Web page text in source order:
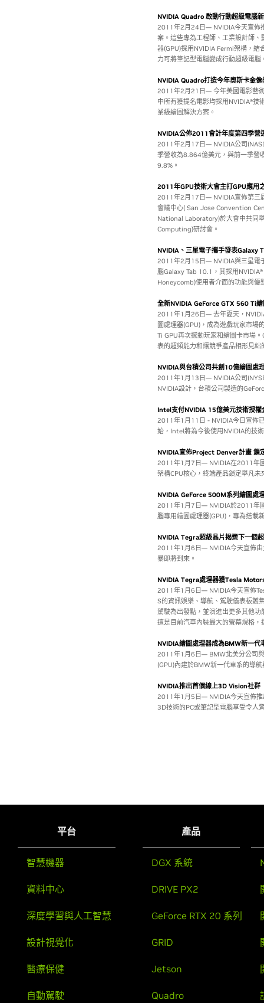
NVIDIA Quadro 啟動行動超級電腦
2011年2月24日— NVIDIA今天宣佈
案。這些專為工程師、工業設計師
器(GPU)採用NVIDIA Fermi架構，
力可將筆記型電腦變成行動超級電腦
NVIDIA Quadro打造今年奧斯卡金
2011年2月21日— 今年美國電影藝
中所有獲提名電影均採用NVIDIA®
業級繪圖解決方案。
NVIDIA公佈2011會計年度第四季營
2011年2月17日— NVIDIA公司
季營收為8.864億美元，與前一季營
9.8%。
2011年GPU技術大會主打GPU應用
2011年2月17日— NVIDIA宣佈第三
會議中心( San Jose Convention
National Laboratory)於大會中共同
Computing)研討會。
NVIDIA、三星電子攜手發表
2011年2月15日— NVIDIA與三星電
腦Galaxy Tab 10.1，其採用
Honeycomb)使用者介面的功能與優
全新NVIDIA GeForce GTX 560 Ti
2011年1月26日— 去年夏天，
圖處理器(GPU)，成為遊戲玩家市場
Ti GPU再次撼動玩家和繪圖卡市場
表的超頻能力和讓競爭產品相形見絀
NVIDIA與台積公司共創10億繪圖處
2011年1月13日— NVIDIA公司
NVIDIA設計，台積公司製造的
Intel支付NVIDIA 15億美元技術授權
2011年1月11日 - NVIDIA今日宣佈
始，Intel將為今後使用NVIDIA的技
NVIDIA宣佈Project Denver計畫 鎖
2011年1月7日— NVIDIA在2011年
架構CPU核心，終端產品鎖定舉凡
NVIDIA GeForce 500M系列繪圖處
2011年1月7日— NVIDIA於2011年
腦專用繪圖處理器(GPU)，專為搭載
NVIDIA Tegra超級晶片揭櫫下一個
2011年1月6日— NVIDIA今天宣佈由
暴即將到來。
NVIDIA Tegra處理器獲Tesla
2011年1月6日— NVIDIA今天宣佈
S的資訊娛樂、導航、駕駛儀表板叢
駕駛為出發點，並演進出更多其他
這是目前汽車內裝最大的螢幕規格
NVIDIA繪圖處理器成為BMW新一代
2011年1月6日— BMW北美分公司與
(GPU)內建於BMW新一代車系的導
NVIDIA推出首個線上3D Vision社群
2011年1月5日— NVIDIA今天宣佈推
3D技術的PC或筆記型電腦享受令人
平台
智慧機器
資料中心
深度學習與人工智慧
設計視覺化
醫療保健
自動駕駛
產品
DGX 系統
DRIVE PX2
GeForce RTX 20 系列
GRID
Jetson
Quadro